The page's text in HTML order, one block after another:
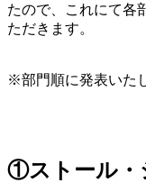
たので、これにて各
ただきます。
※部門順に発表いた
①ストール・